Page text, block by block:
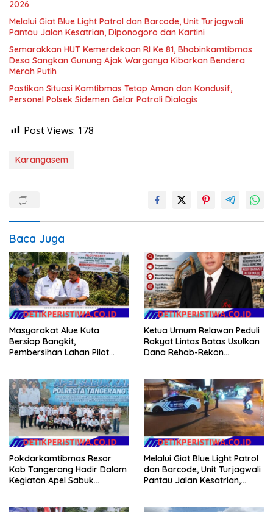
2026
Melalui Giat Blue Light Patrol dan Barcode, Unit Turjagwali
Pantau Jalan Kesatrian, Diponogoro dan Kartini
Semarakkan HUT Kemerdekaan RI Ke 81, Bhabinkamtibmas
Desa Sangkan Gunung Ajak Warganya Kibarkan Bendera
Merah Putih
Pastikan Situasi Kamtibmas Tetap Aman dan Kondusif,
Personel Polsek Sidemen Gelar Patroli Dialogis
Post Views: 178
Karangasem
Baca Juga
Masyarakat Alue Kuta
Bersiap Bangkit,
Pembersihan Lahan Pilot
Ketua Umum Relawan Peduli
Rakyat Lintas Batas Usulkan
Dana Rehab-Rekon
Pemerintah Pusat
Pokdarkamtibmas Resor
Kab Tangerang Hadir Dalam
Kegiatan Apel Sabuk
Melalui Giat Blue Light Patrol
dan Barcode, Unit Turjagwali
Pantau Jalan Kesatrian,